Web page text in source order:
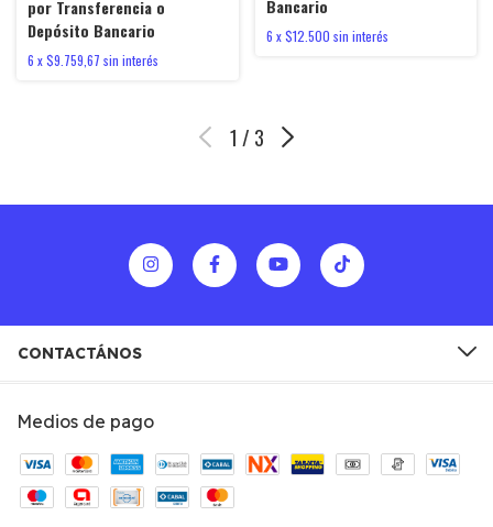
por Transferencia o
Depósito Bancario
6 x$9.759,67 sin interés
Bancario
6 x$12.500 sin interés
1 / 3
CONTACTÁNOS
Medios de pago